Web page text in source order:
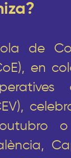
de
en
o